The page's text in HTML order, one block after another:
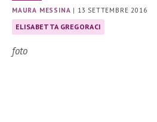
MAURA MESSINA | 13 SETTEMBRE 2016
ELISABETTA GREGORACI
foto